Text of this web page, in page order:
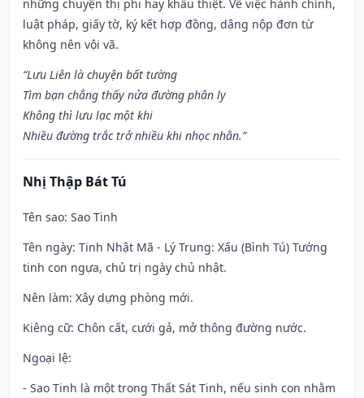
những chuyện thị phi hay khẩu thiệt. Về việc hành chính,
luật pháp, giấy tờ, ký kết hợp đồng, dâng nộp đơn từ
không nên vội vã.
“Lưu Liên là chuyện bất tường
Tìm bạn chẳng thấy nửa đường phân ly
Không thì lưu lạc một khi
Nhiều đường trắc trở nhiều khi nhọc nhằn.”
Nhị Thập Bát Tú
Tên sao: Sao Tinh
Tên ngày: Tinh Nhật Mã - Lý Trung: Xấu (Bình Tú) Tướng
tinh con ngựa, chủ trị ngày chủ nhật.
Nên làm: Xây dựng phòng mới.
Kiêng cữ: Chôn cất, cưới gả, mở thông đường nước.
Ngoại lệ:
- Sao Tinh là một trong Thất Sát Tinh, nếu sinh con nhằm